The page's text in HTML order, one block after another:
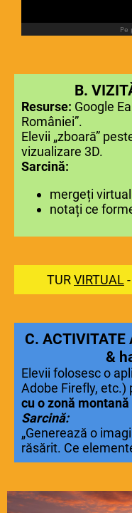
B.
Resurse: Google
României”.
Elevii „zboară”
vizualizare 3D.
Sarcină:
mergeți
notați ce
TURVIRTUAL
C.
&
Elevii folosesc o
Adobe Firefly, etc.)
cu o zonă
Sarcină:
„Generează o
răsărit. Ce